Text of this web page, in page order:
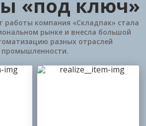
«под ключ»
работы компания «Складпак» стала
рынке и внесла большой
разных отраслей
промышленности.